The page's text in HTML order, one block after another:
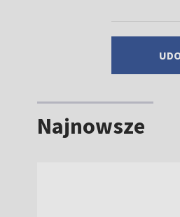
Najnowsze